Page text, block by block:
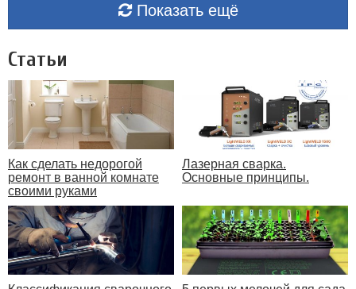
Показать ещё
Статьи
Как сделать недорогой
ремонт в ванной комнате
своими руками
Лазерная сварка.
Основные принципы.